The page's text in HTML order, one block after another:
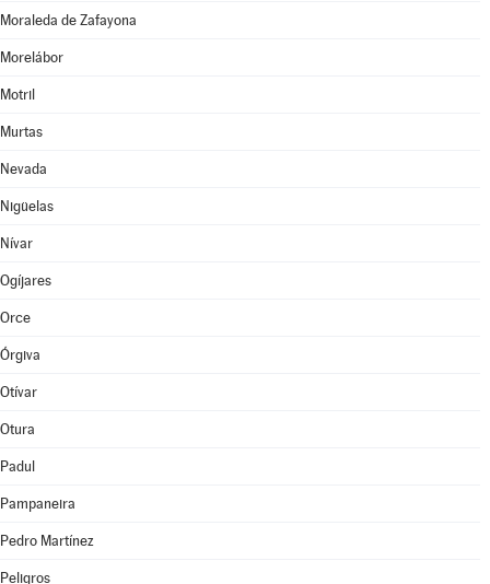
Moraleda de Zafayona
Morelábor
Motril
Murtas
Nevada
Nigüelas
Nívar
Ogíjares
Orce
Órgiva
Otívar
Otura
Padul
Pampaneira
Pedro Martínez
Peligros